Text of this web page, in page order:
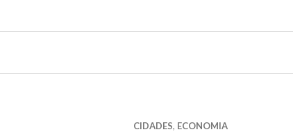
CIDADES, ECONOMIA